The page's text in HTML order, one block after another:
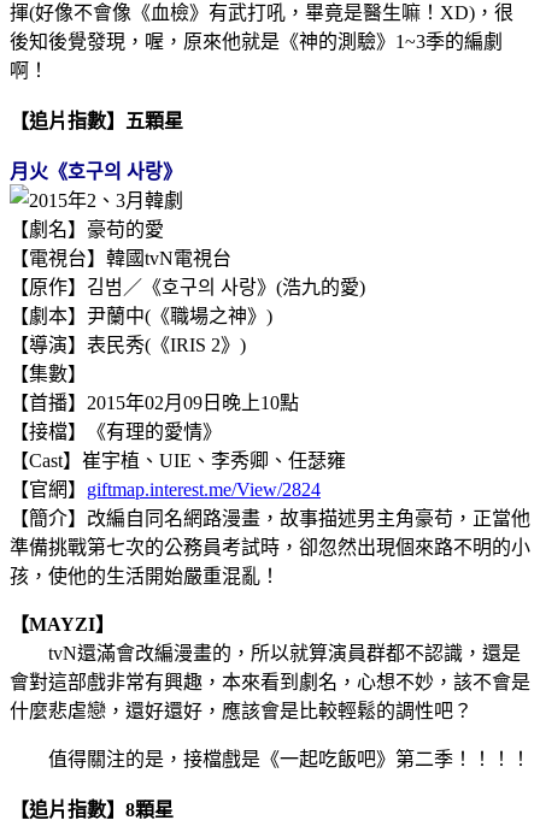
揮(好像不會像《血檢》有武打吼，畢竟是醫生嘛！XD)，很
後知後覺發現，喔，原來他就是《神的測驗》1~3季的編劇
啊！
【追片指數】五顆星
月 火《호구의 사랑》
【劇名】豪苟的愛
【電視台】韓國tvN電視台
【原作】김범／《호구의 사랑》(浩九的愛)
【劇本】尹蘭中(《職場之神》)
【導演】表民秀(《IRIS 2》)
【集數】
【首播】2015年02月09日晚上10點
【接檔】《有理的愛情》
【Cast】崔宇植、UIE、李秀卿、任瑟雍
【官網】 giftmap.interest.me/View/2824
【簡介】改編自同名網路漫畫，故事描述男主角豪苟，正當他
準備挑戰第七次的公務員考試時，卻忽然出現個來路不明的小
孩，使他的生活開始嚴重混亂！
【MAYZI】
tvN還滿會改編漫畫的，所以就算演員群都不認識，還是
會對這部戲非常有興趣，本來看到劇名，心想不妙，該不會是
什麼悲虐戀，還好還好，應該會是比較輕鬆的調性吧？
值得關注的是，接檔戲是《一起吃飯吧》第二季！！！！
【追片指數】8顆星